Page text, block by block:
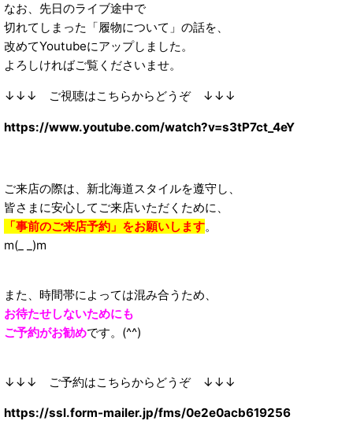
なお、先日のライブ途中で
切れてしまった「履物について」の話を、
改めてYoutubeにアップしました。
よろしければご覧くださいませ。
↓↓↓ ご視聴はこちらからどうぞ ↓↓↓
https://www.youtube.com/watch?v=s3tP7ct_4eY
ご来店の際は、新北海道スタイルを遵守し、
皆さまに安心してご来店いただくために、
「事前のご来店予約」をお願いします。
m(_ _)m
また、時間帯によっては混み合うため、
お待たせしないためにも
ご予約がお勧めです。(^^)
↓↓↓ ご予約はこちらからどうぞ ↓↓↓
https://ssl.form-mailer.jp/fms/0e2e0acb619256